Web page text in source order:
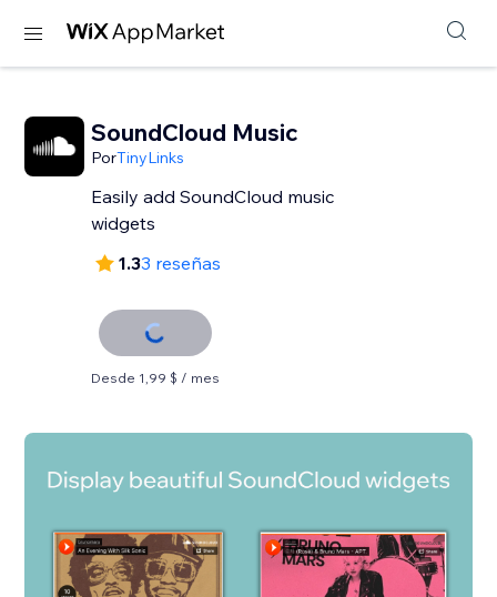
SoundCloud Music
PorTinyLinks
Easily add SoundCloud music
widgets
1.33 reseñas
Desde 1,99 $ / mes